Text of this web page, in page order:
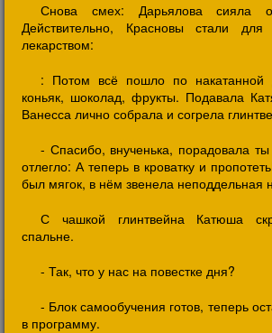
Снова смех: Дарьялова сияла
Действительно, Красновы стали
лекарством:
: Потом всё пошло по накатанной
коньяк, шоколад, фрукты. Подавала
Ванесса лично собрала и согрела
- Спасибо, внученька, порадовала
отлегло: А теперь в кроватку и
был мягок, в нём звенела неподдельная
С чашкой глинтвейна Катюша
спальне.
- Так, что у нас на повестке дня?
- Блок самообучения готов, теперь
в программу.